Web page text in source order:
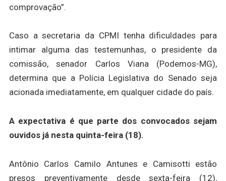
comprovação”.
Caso a secretaria da CPMI tenha dificuldades para
intimar alguma das testemunhas, o presidente da
comissão, senador Carlos Viana (Podemos-MG),
determina que a Polícia Legislativa do Senado seja
acionada imediatamente, em qualquer cidade do país.
A expectativa é que parte dos convocados sejam
ouvidos já nesta quinta-feira (18).
Antônio Carlos Camilo Antunes e Camisotti estão
presos preventivamente desde sexta-feira (12),